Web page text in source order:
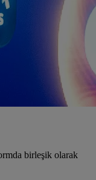
birleşik olarak